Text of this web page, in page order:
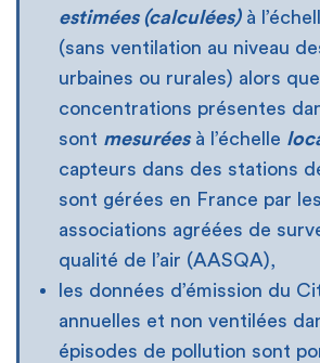
estimées (calculées)à
(sans ventilation au niveau
urbaines ou rurales) alors
concentrations présentes
sont mesuréesà l’échelle
capteurs dans des stations
sont gérées en France par
associations agréées de
qualité de l’air (AASQA),
les données d’émission du
annuelles et non ventilées
épisodes de pollution sont